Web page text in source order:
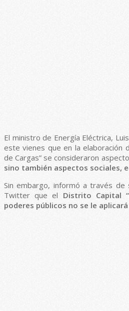
El ministro de Energía Eléctrica,
este vienes que en la elaboración
de Cargas” se consideraron
sino también aspectos sociales,
Sin embargo, informó a través de
Twitter que el Distrito Capital
poderes públicos no se le